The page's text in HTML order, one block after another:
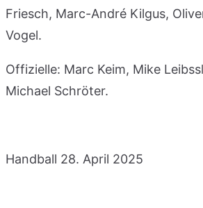
Friesch, Marc-André Kilgus,
Vogel.
Offizielle: Marc Keim, Mike
Michael Schröter.
Handball 28. April 2025